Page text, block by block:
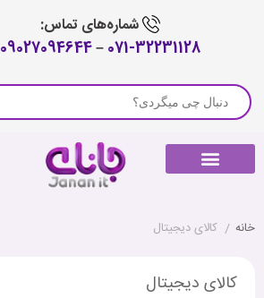
شماره‌های تماس:
071-32231128
–
09027094644
خانه / کالای دیجیتال
کالای دیجیتال